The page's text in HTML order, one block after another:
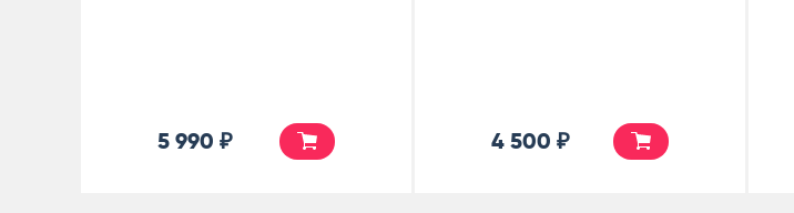
5 990 ₽ 4 500 ₽